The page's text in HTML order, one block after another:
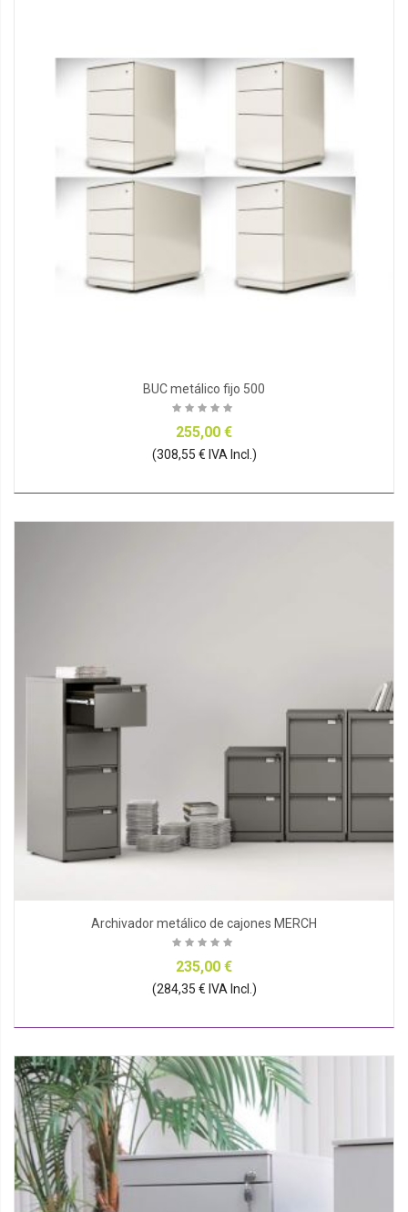
BUC metálico fijo 500
255,00 €
(308,55 € IVA Incl.)
Archivador metálico de cajones MERCH
235,00 €
(284,35 € IVA Incl.)